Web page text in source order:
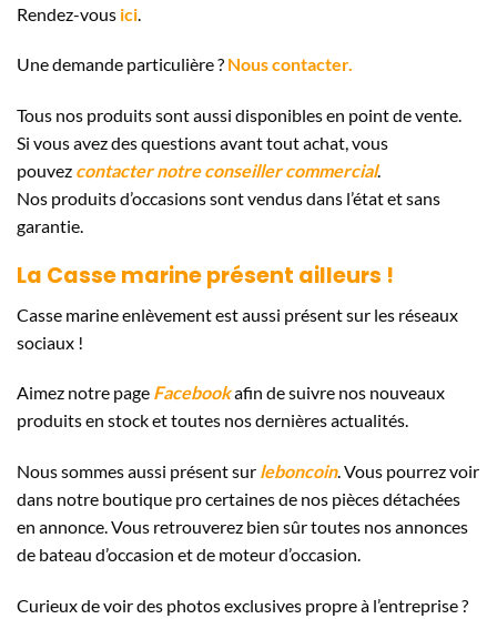
Rendez-vous ici
Une demande particulière ? Nous contacter.
Tous nos produits sont aussi disponibles en point de vente.
Si vous avez des questions avant tout achat, vous
pouvez contacter notre conseiller commercial.
Nos produits d’occasions sont vendus dans l’état et sans
garantie.
La Casse marine présent ailleurs !
Casse marine enlèvement est aussi présent sur les réseaux
sociaux !
Aimez notre page Facebookafin de suivre nos nouveaux
produits en stock et toutes nos dernières actualités.
Nous sommes aussi présent sur leboncoin. Vous pourrez voir
dans notre boutique pro certaines de nos pièces détachées
en annonce. Vous retrouverez bien sûr toutes nos annonces
de bateau d’occasion et de moteur d’occasion.
Curieux de voir des photos exclusives propre à l’entreprise ?